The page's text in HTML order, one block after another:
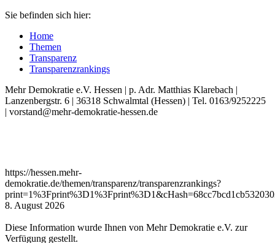
Sie befinden sich hier:
Home
Themen
Transparenz
Transparenzrankings
Mehr Demokratie e.V. Hessen | p. Adr. Matthias Klarebach |
Lanzenbergstr. 6 | 36318 Schwalmtal (Hessen) | Tel. 0163/9252225
| vorstand@mehr-demokratie-hessen.de
https://hessen.mehr-
demokratie.de/themen/transparenz/transparenzrankings?
8. August 2026
Diese Information wurde Ihnen von Mehr Demokratie e.V. zur
Verfügung gestellt.